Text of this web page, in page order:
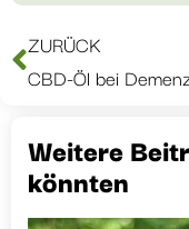
ZURÜCK
Weitere
könnten